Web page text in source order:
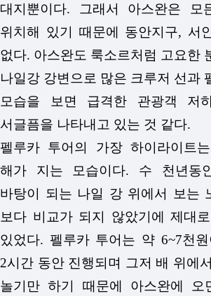
대지뿐이다. 그래서 아스완은 모
위치해 있기 때문에 동안지구, 서
없다. 아스완도 룩소르처럼 고요한
나일강 강변으로 많은 크루저 선과
모습을 보면 급격한 관광객 저
서글픔을 나타내고 있는 것 같다.
펠루카 투어의 가장 하이라이트
해가 지는 모습이다. 수 천년동
바탕이 되는 나일 강 위에서 보는
보다 비교가 되지 않았기에 제대
있었다. 펠루카 투어는 약 6~7천
2시간 동안 진행되며 그저 배 위에
놀기만 하기 때문에 아스완에 오